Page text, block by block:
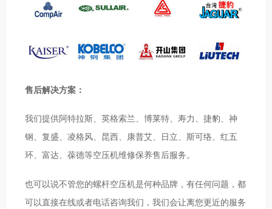
售后解决方案：
我们提供阿特拉斯、英格索兰、博莱特、寿力、捷豹、神
钢、复盛、凌格风、昆西、康普艾、日立、斯可络、红五
环、富达、葆德等空压机维修保养售后服务。
也可以说不管您的螺杆空压机是何种品牌，有任何问题，都
可以直接在线或者电话咨询我们，我们会让离您更近的服务